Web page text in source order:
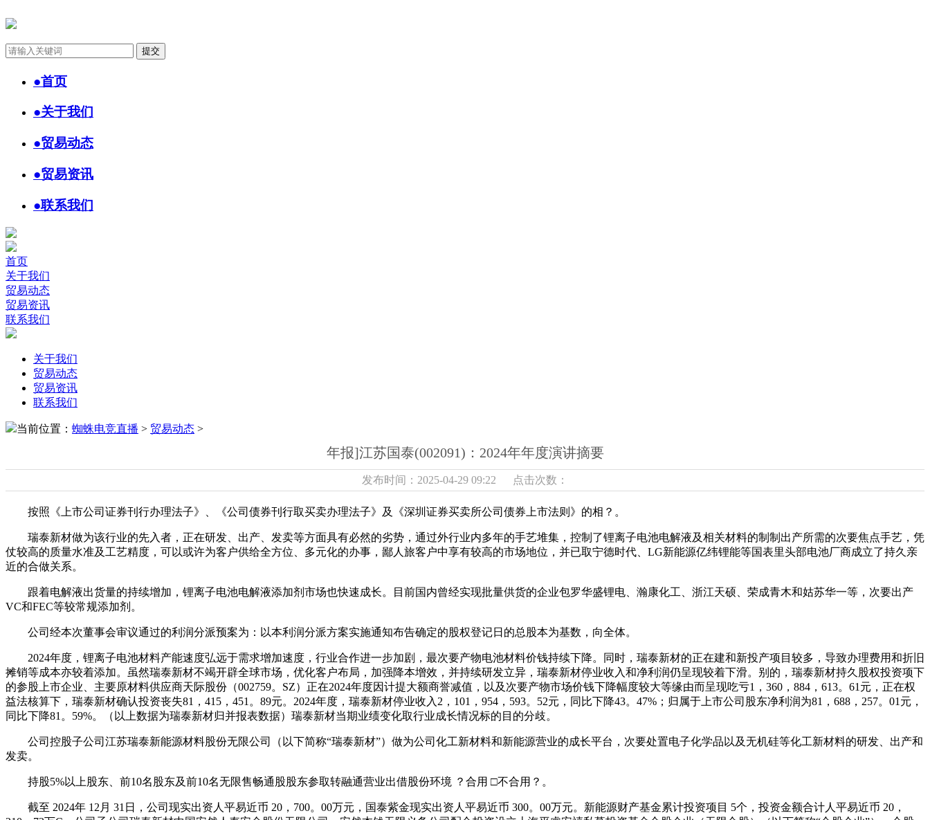
●首页
●关于我们
●贸易动态
●贸易资讯
●联系我们
首页
关于我们
贸易动态
贸易资讯
联系我们
关于我们
贸易动态
贸易资讯
联系我们
当前位置： 蜘蛛电竞直播 > 贸易动态 >
年报]江苏国泰(002091)：2024年年度演讲摘要
发布时间：2025-04-29 09:22 点击次数：
按照《上市公司证券刊行办理法子》、《公司债券刊行取买卖办理法子》及《深圳证券买卖所公司债券上市法则》的相？。
瑞泰新材做为该行业的先入者，正在研发、出产、发卖等方面具有必然的劣势，通过外行业内多年的手艺堆集，控制了锂离子电池电解液及相关材料的制制出产所需的次要焦点手艺，凭
仗较高的质量水准及工艺精度，可以或许为客户供给全方位、多元化的办事，鄙人旅客户中享有较高的市场地位，并已取宁德时代、LG新能源亿纬锂能等国表里头部电池厂商成立了持久亲
近的合做关系。
跟着电解液出货量的持续增加，锂离子电池电解液添加剂市场也快速成长。目前国内曾经实现批量供货的企业包罗华盛锂电、瀚康化工、浙江天硕、荣成青木和姑苏华一等，次要出产
VC和FEC等较常规添加剂。
公司经本次董事会审议通过的利润分派预案为：以本利润分派方案实施通知布告确定的股权登记日的总股本为基数，向全体。
2024年度，锂离子电池材料产能速度弘远于需求增加速度，行业合作进一步加剧，最次要产物电池材料价钱持续下降。同时，瑞泰新材的正在建和新投产项目较多，导致办理费用和折旧
摊销等成本亦较着添加。虽然瑞泰新材不竭开辟全球市场，优化客户布局，加强降本增效，并持续研发立异，瑞泰新材停业收入和净利润仍呈现较着下滑。别的，瑞泰新材持久股权投资项下
的参股上市企业、主要原材料供应商天际股份（002759。SZ）正在2024年度因计提大额商誉减值，以及次要产物市场价钱下降幅度较大等缘由而呈现吃亏1，360，884，613。61元，正在权
益法核算下，瑞泰新材确认投资丧失81，415，451。89元。2024年度，瑞泰新材停业收入2，101，954，593。52元，同比下降43。47%；归属于上市公司股东净利润为81，688，257。01元，
同比下降81。59%。（以上数据为瑞泰新材归并报表数据）瑞泰新材当期业绩变化取行业成长情况标的目的分歧。
公司控股子公司江苏瑞泰新能源材料股份无限公司（以下简称“瑞泰新材”）做为公司化工新材料和新能源营业的成长平台，次要处置电子化学品以及无机硅等化工新材料的研发、出产和
发卖。
持股5%以上股东、前10名股东及前10名无限售畅通股股东参取转融通营业出借股份环境 ？合用 □不合用？。
截至 2024年 12月 31日，公司现实出资人平易近币 20，700。00万元，国泰紫金现实出资人平易近币 300。00万元。新能源财产基金累计投资项目 5个，投资金额合计人平易近币 20，